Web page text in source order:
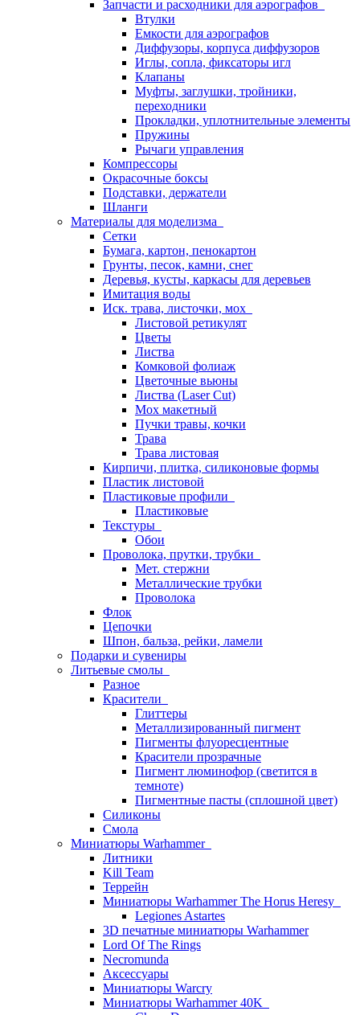
Запчасти и расходники для аэрографов
Втулки
Емкости для аэрографов
Диффузоры, корпуса диффузоров
Иглы, сопла, фиксаторы игл
Клапаны
Муфты, заглушки, тройники,
переходники
Прокладки, уплотнительные элементы
Пружины
Рычаги управления
Компрессоры
Окрасочные боксы
Подставки, держатели
Шланги
Материалы для моделизма
Сетки
Бумага, картон, пенокартон
Грунты, песок, камни, снег
Деревья, кусты, каркасы для деревьев
Имитация воды
Иск. трава, листочки, мох
Листовой ретикулят
Цветы
Листва
Комковой фолиаж
Цветочные вьюны
Листва (Laser Cut)
Мох макетный
Пучки травы, кочки
Трава
Трава листовая
Кирпичи, плитка, силиконовые формы
Пластик листовой
Пластиковые профили
Пластиковые
Текстуры
Обои
Проволока, прутки, трубки
Мет. стержни
Металлические трубки
Проволока
Флок
Цепочки
Шпон, бальза, рейки, ламели
Подарки и сувениры
Литьевые смолы
Разное
Красители
Глиттеры
Металлизированный пигмент
Пигменты флуоресцентные
Красители прозрачные
Пигмент люминофор (светится в
темноте)
Пигментные пасты (сплошной цвет)
Силиконы
Смола
Миниатюры Warhammer
Литники
Kill Team
Террейн
Миниатюры Warhammer The Horus Heresy
Legiones Astartes
3D печатные миниатюры Warhammer
Lord Of The Rings
Necromunda
Аксессуары
Миниатюры Warcry
Миниатюры Warhammer 40K